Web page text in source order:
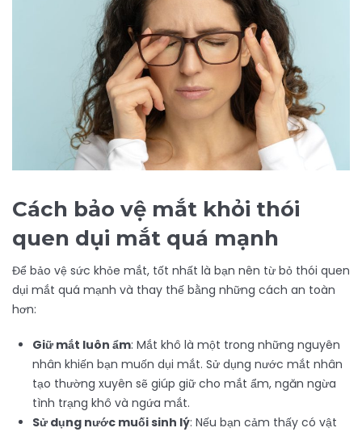
Cách bảo vệ mắt khỏi thói
quen dụi mắt quá mạnh
Để bảo vệ sức khỏe mắt, tốt nhất là bạn nên từ bỏ thói quen
dụi mắt quá mạnh và thay thế bằng những cách an toàn
hơn:
Giữ mắt luôn ẩm: Mắt khô là một trong những nguyên
nhân khiến bạn muốn dụi mắt. Sử dụng nước mắt nhân
tạo thường xuyên sẽ giúp giữ cho mắt ẩm, ngăn ngừa
tình trạng khô và ngứa mắt.
Sử dụng nước muối sinh lý: Nếu bạn cảm thấy có vật